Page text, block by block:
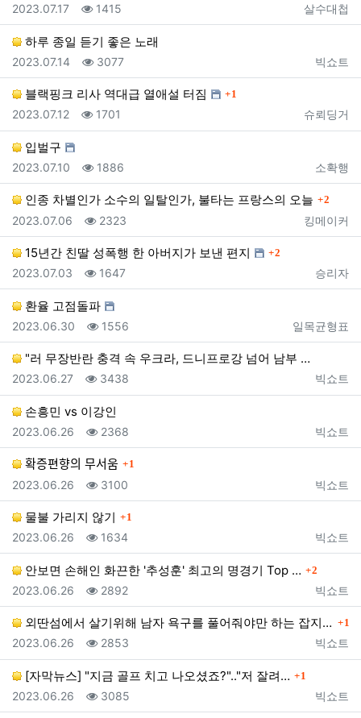
등록자
살수대첩
등록일
2023.07.17 조회
1415
하루 종일 듣기 좋은 노래
등록자
빅쇼트
등록일
2023.07.14 조회
3077
블랙핑크 리사 역대급 열애설 터짐 댓글
1
등록자
슈뢰딩거
등록일
2023.07.12 조회
1701
입벌구
등록자
소확행
등록일
2023.07.10 조회
1886
인종 차별인가 소수의 일탈인가, 불타는 프랑스의 오늘 댓글
2
등록자
킹메이커
등록일
2023.07.06 조회
2323
15년간 친딸 성폭행 한 아버지가 보낸 편지 댓글
2
등록자
승리자
등록일
2023.07.03 조회
1647
환율 고점돌파
등록자
일목균형표
등록일
2023.06.30 조회
1556
"러 무장반란 충격 속 우크라, 드니프로강 넘어 남부 …
등록자
빅쇼트
등록일
2023.06.27 조회
3438
손흥민 vs 이강인
등록자
빅쇼트
등록일
2023.06.26 조회
2368
확증편향의 무서움 댓글
1
등록자
빅쇼트
등록일
2023.06.26 조회
3100
물불 가리지 않기 댓글
1
등록자
빅쇼트
등록일
2023.06.26 조회
1634
안보면 손해인 화끈한 '추성훈' 최고의 명경기 Top … 댓글
2
등록자
빅쇼트
등록일
2023.06.26 조회
2892
외딴섬에서 살기위해 남자 욕구를 풀어줘야만 하는 잡지모… 댓글
1
등록자
빅쇼트
등록일
2023.06.26 조회
2853
[자막뉴스] "지금 골프 치고 나오셨죠?".."저 잘려… 댓글
1
등록자
빅쇼트
등록일
2023.06.26 조회
3085